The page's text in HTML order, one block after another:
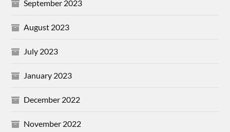
September 2023
August 2023
July 2023
January 2023
December 2022
November 2022